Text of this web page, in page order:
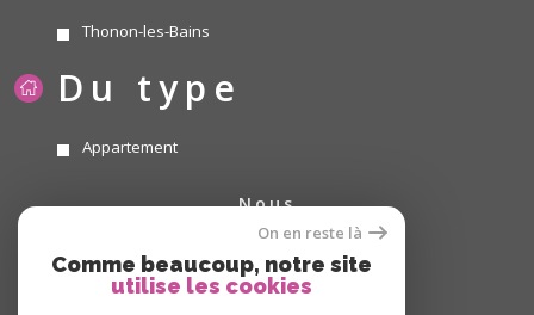
Thonon-les-Bains
Du type
Appartement
nous
suivre
On en reste là
Comme beaucoup, notre site
utilise les cookies